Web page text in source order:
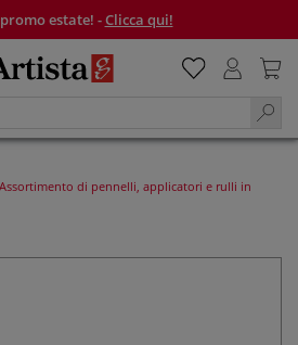
estate! -Clicca qui!
di pennelli, applicatori e rulli in